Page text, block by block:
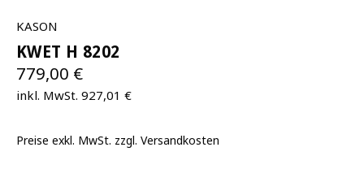
KASON
KWET H 8202
779,00 €
inkl. MwSt. 927,01 €
Preise exkl. MwSt. zzgl. Versandkosten